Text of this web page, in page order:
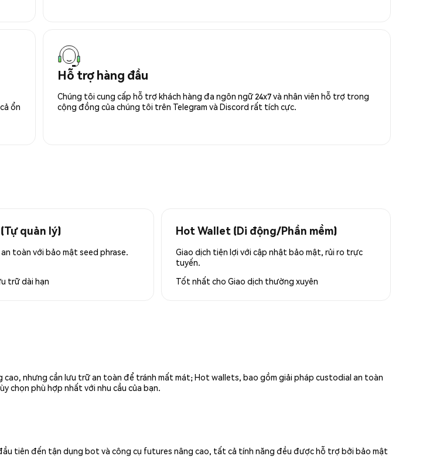
ổn
Hỗ trợ hàng đầu
Chúng tôi cung cấp hỗ trợ khách hàng đa ngôn ngữ 24x7 và nhân viên hỗ trợ trong
cộng đồng của chúng tôi trên Telegram và Discord rất tích cực.
quản lý)
toàn với bảo mật seed phrase.
trữ dài hạn
Hot Wallet (Di động/Phần mềm)
Giao dịch tiện lợi với cập nhật bảo mật, rủi ro trực
tuyến.
Tốt nhất cho Giao dịch thường xuyên
nhưng cần lưu trữ an toàn để tránh mất mát; Hot wallets, bao gồm giải pháp custodial an toàn
chọn phù hợp nhất với nhu cầu của bạn.
tiên đến tận dụng bot và công cụ futures nâng cao, tất cả tính năng đều được hỗ trợ bởi bảo mật